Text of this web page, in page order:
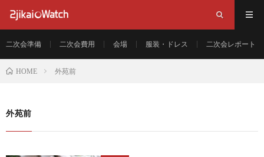
二次会準備 二次会費用 会場 服装・ドレス 二次会レポート
HOME 外苑前
外苑前